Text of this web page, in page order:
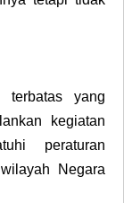
terbatas yang
kegiatan
peraturan
Negara